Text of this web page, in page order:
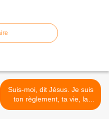
Suis-moi, dit Jésus. Je suis
ton règlement, ta vie, la
forme extérieure que tu